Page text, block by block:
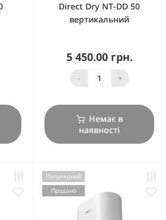
Direct Dry NT-DD 50
вертикальний
5 450.00 грн.
- +
Немає в
наявності
Популярний
Продано